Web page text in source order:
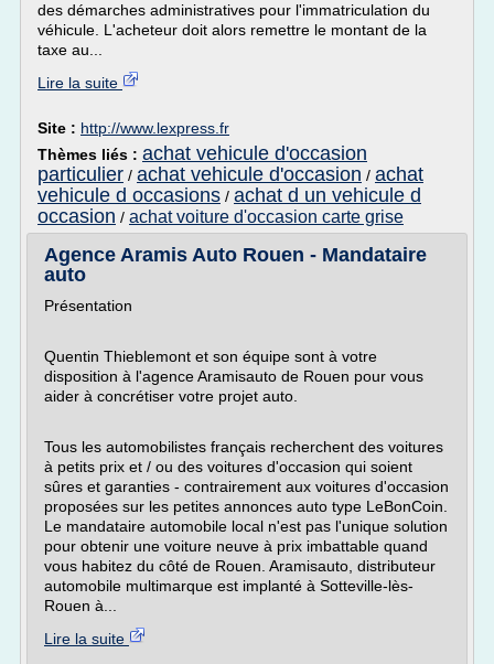
des démarches administratives pour l'immatriculation du
véhicule. L'acheteur doit alors remettre le montant de la
taxe au...
Lire la suite
Site : http://www.lexpress.fr
Thèmes liés : achat vehicule d'occasion
particulier / achat vehicule d'occasion / achat
vehicule d occasions / achat d un vehicule d
occasion / achat voiture d'occasion carte grise
Agence Aramis Auto Rouen - Mandataire
auto
Présentation
Quentin Thieblemont et son équipe sont à votre
disposition à l'agence Aramisauto de Rouen pour vous
aider à concrétiser votre projet auto.
Tous les automobilistes français recherchent des voitures
à petits prix et / ou des voitures d'occasion qui soient
sûres et garanties - contrairement aux voitures d'occasion
proposées sur les petites annonces auto type LeBonCoin.
Le mandataire automobile local n'est pas l'unique solution
pour obtenir une voiture neuve à prix imbattable quand
vous habitez du côté de Rouen. Aramisauto, distributeur
automobile multimarque est implanté à Sotteville-lès-
Rouen à...
Lire la suite